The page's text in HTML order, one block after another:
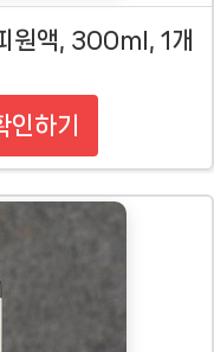
원액, 300ml, 1개
하기